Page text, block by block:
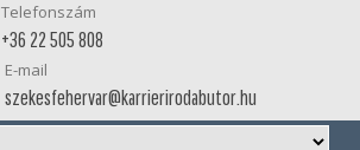
Telefonszám
+36 22 505 808
E-mail
szekesfehervar@karrierirodabutor.hu